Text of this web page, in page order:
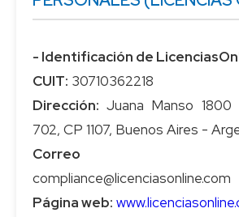
- Identificación de
CUIT:
Dirección: Juana Manso 1800
Correo
Página web: